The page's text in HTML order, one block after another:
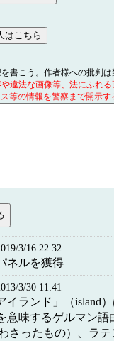
書こう。作者様への批判は
違法な画像等、法にふれ
等の情報を警察まで開示す
3/16 22:32
ネルを獲得
3/30 11:41
イランド」（island
意味するゲルマン
さったもの）、ラ